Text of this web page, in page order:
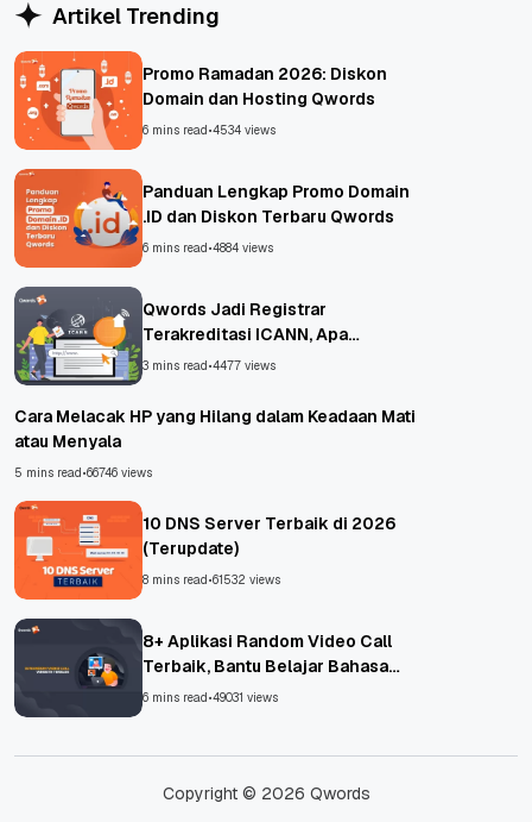
Artikel Trending
Promo Ramadan 2026: Diskon
Domain dan Hosting Qwords
6 mins read•4534 views
Panduan Lengkap Promo Domain
.ID dan Diskon Terbaru Qwords
6 mins read•4884 views
Qwords Jadi Registrar
Terakreditasi ICANN, Apa
Untungnya?
3 mins read•4477 views
Cara Melacak HP yang Hilang dalam Keadaan Mati
atau Menyala
5 mins read•66746 views
10 DNS Server Terbaik di 2026
(Terupdate)
8 mins read•61532 views
8+ Aplikasi Random Video Call
Terbaik, Bantu Belajar Bahasa
Asing!
6 mins read•49031 views
Copyright © 2026 Qwords